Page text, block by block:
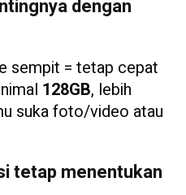
dengan
sempit = tetap cepat
128GB, lebih
suka foto/video atau
tetap menentukan